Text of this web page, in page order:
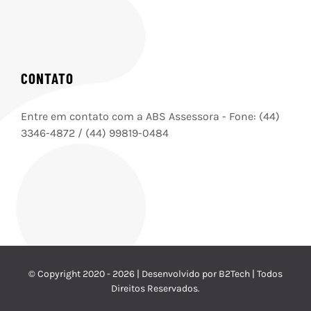
CONTATO
Entre em contato com a ABS Assessora - Fone: (44)
3346-4872 / (44) 99819-0484
© Copyright 2020 - 2026 | Desenvolvido por B2Tech | Todos
Direitos Reservados.